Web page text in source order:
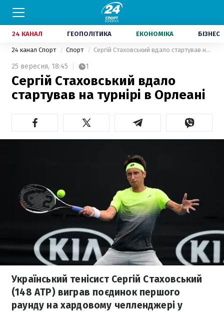
24 КАНАЛ ГЕОПОЛІТИКА ЕКОНОМІКА БІЗНЕС
24 канал Спорт Спорт Сергій Стаховський вдало стартував на турнірі в Орлеані
25 вересня, 18:45 1
Сергій Стаховський вдало
стартував на турнірі в Орлеані
Український тенісист Сергій Стаховський
(148 ATP) виграв поєдинок першого
раунду на хардовому челленджері у